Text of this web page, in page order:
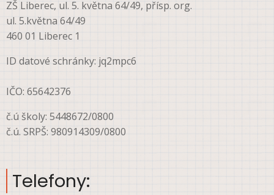
ZŠ Liberec, ul. 5. května 64/49, přísp. org.
ul. 5.května 64/49
460 01 Liberec 1
ID datové schránky: jq2mpc6
IČO: 65642376
č.ú školy: 5448672/0800
č.ú. SRPŠ: 980914309/0800
Telefony: